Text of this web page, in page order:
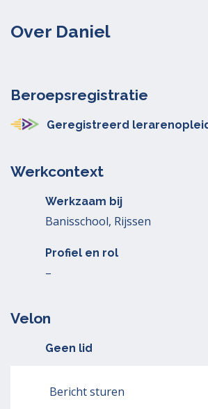
Over Daniel
Beroepsregistratie
Geregistreerd
Werkcontext
Werkzaam bij
Banisschool, Rijssen
Profiel en rol
–
Velon
Geen lid
Bericht sturen